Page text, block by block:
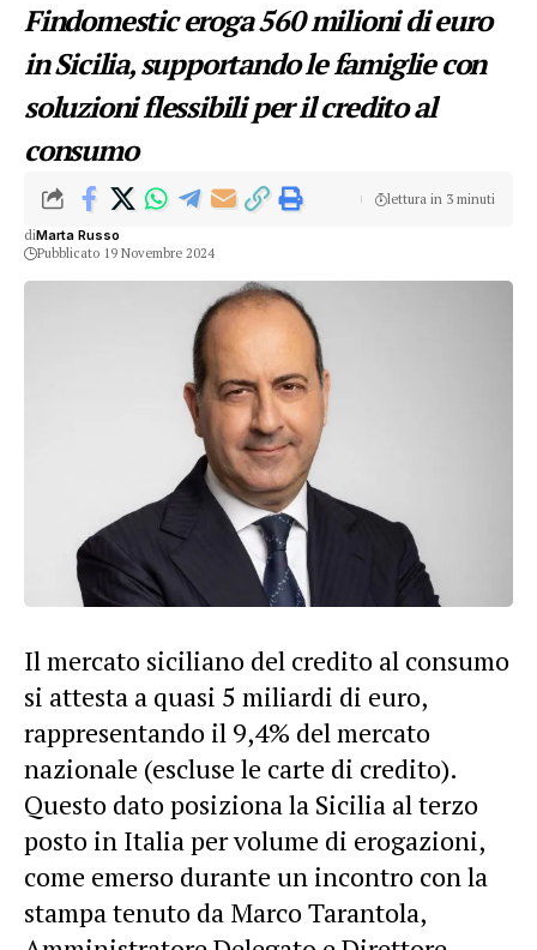
Findomestic eroga 560 milioni di euro
in Sicilia, supportando le famiglie con
soluzioni flessibili per il credito al
consumo
diMarta Russo
Pubblicato 19 Novembre 2024
lettura in 3 minuti
Il mercato siciliano del credito al consumo
si attesta a quasi 5 miliardi di euro,
rappresentando il 9,4% del mercato
nazionale (escluse le carte di credito).
Questo dato posiziona la Sicilia al terzo
posto in Italia per volume di erogazioni,
come emerso durante un incontro con la
stampa tenuto da Marco Tarantola,